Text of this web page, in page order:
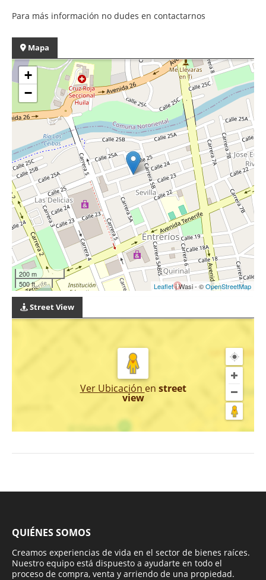
Para más información no dudes en contactarnos
Mapa
+
−
200 m
500 ft
Leaflet| Wasi - ©OpenStreetMap
Street View
Ver Ubicación en street
view
QUIÉNES SOMOS
Creamos experiencias de vida en el sector de bienes raíces.
Nuestro equipo está dispuesto a ayudarte en todo el
proceso de compra, venta y arriendo de una propiedad.